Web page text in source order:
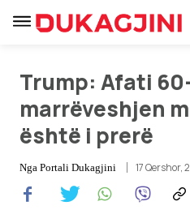
Lajme
Trump: Afati
marrëveshjen
është i prerë
Nga Portali Dukagjini 17 Qershor,